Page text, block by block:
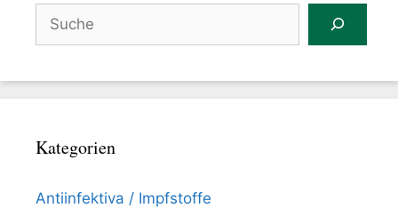
Kategorien
Antiinfektiva / Impfstoffe